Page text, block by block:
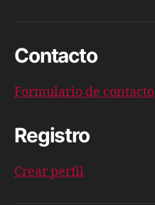
Contacto
Formulario de contacto
Registro
Crear perfil